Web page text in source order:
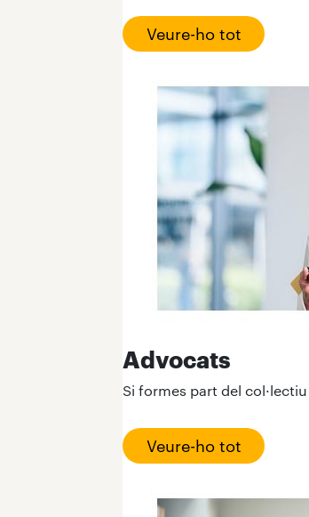
Veure-ho tot
Advocats
Si formes part del
Veure-ho tot